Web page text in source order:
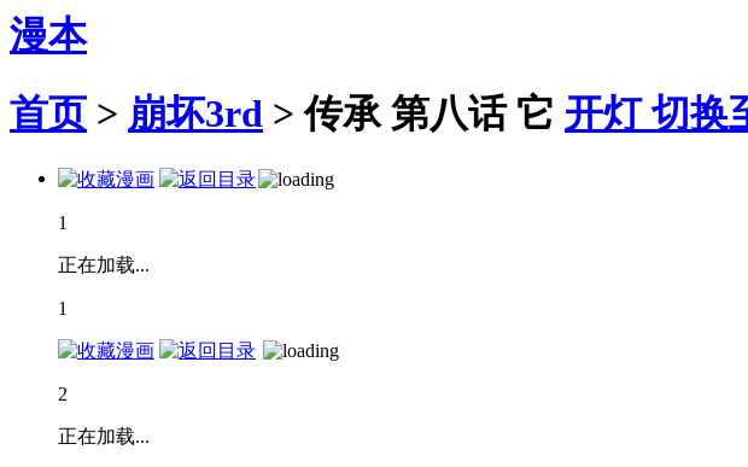
漫本
首页 > 崩坏3rd > 传承 第八话 它 开灯 切换
1
正在加载...
1
2
正在加载...